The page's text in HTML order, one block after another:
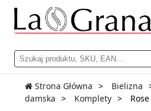
Strona Główna Bielizna
damska
Komplety